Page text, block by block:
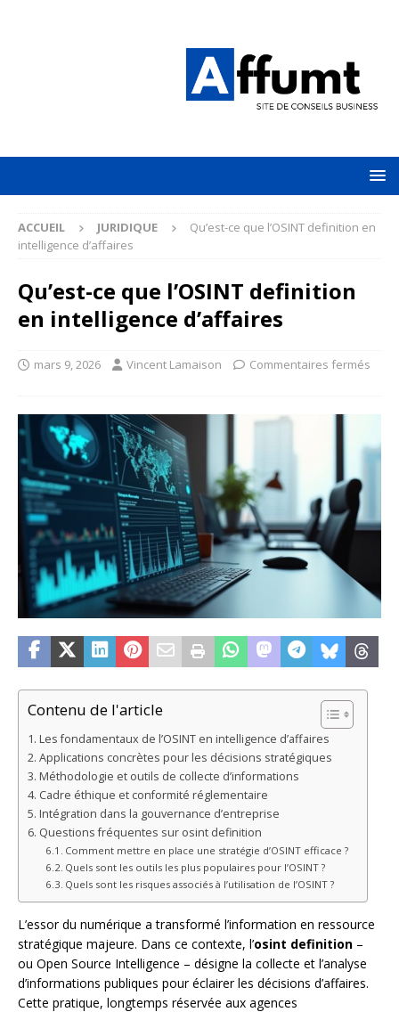
ACCUEIL JURIDIQUE
Qu’est-ce que l’OSINT definition en
intelligence d’affaires
Qu’est-ce que l’OSINT definition
en intelligence d’affaires
mars 9, 2026 Vincent Lamaison Commentaires fermés
Contenu de l'article
Les fondamentaux de l’OSINT en intelligence d’affaires
Applications concrètes pour les décisions stratégiques
Méthodologie et outils de collecte d’informations
Cadre éthique et conformité réglementaire
Intégration dans la gouvernance d’entreprise
Questions fréquentes sur osint definition
Comment mettre en place une stratégie d’OSINT efficace ?
Quels sont les outils les plus populaires pour l’OSINT ?
Quels sont les risques associés à l’utilisation de l’OSINT ?
L’essor du numérique a transformé l’information en ressource
stratégique majeure. Dans ce contexte, l’osint definition –
ou Open Source Intelligence – désigne la collecte et l’analyse
d’informations publiques pour éclairer les décisions d’affaires.
Cette pratique, longtemps réservée aux agences